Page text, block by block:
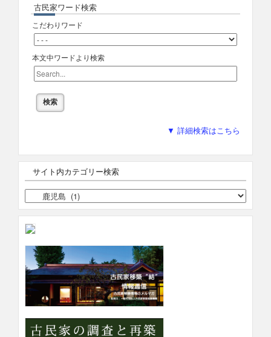
古民家ワード検索
こだわりワード
本文中ワードより検索
▼ 詳細検索はこちら
サイト内カテゴリー検索
サ
イ
ト
内
カ
テ
ゴ
リ
ー
検